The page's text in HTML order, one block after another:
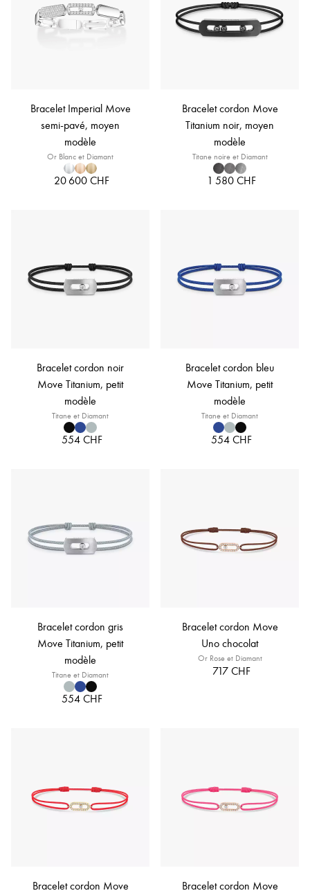
Bracelet Imperial Move
semi-pavé, moyen
modèle
Or Blanc et Diamant
20 600 CHF
Bracelet cordon Move
Titanium noir, moyen
modèle
Titane noire et Diamant
1 580 CHF
Bracelet cordon noir
Move Titanium, petit
modèle
Titane et Diamant
554 CHF
Bracelet cordon bleu
Move Titanium, petit
modèle
Titane et Diamant
554 CHF
Bracelet cordon gris
Move Titanium, petit
modèle
Titane et Diamant
554 CHF
Bracelet cordon Move
Uno chocolat
Or Rose et Diamant
717 CHF
Bracelet cordon Move
Bracelet cordon Move